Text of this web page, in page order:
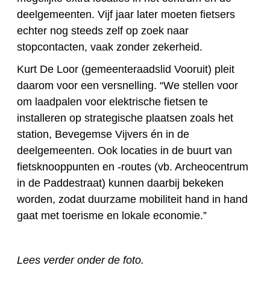
deelgemeenten. Vijf jaar later moeten fietsers
echter nog steeds zelf op zoek naar
stopcontacten, vaak zonder zekerheid.
Kurt De Loor (gemeenteraadslid Vooruit) pleit
daarom voor een versnelling. “We stellen voor
om laadpalen voor elektrische fietsen te
installeren op strategische plaatsen zoals het
station, Bevegemse Vijvers én in de
deelgemeenten. Ook locaties in de buurt van
fietsknooppunten en -routes (vb. Archeocentrum
in de Paddestraat) kunnen daarbij bekeken
worden, zodat duurzame mobiliteit hand in hand
gaat met toerisme en lokale economie.”
Lees verder onder de foto.